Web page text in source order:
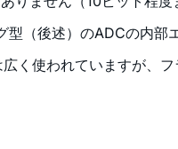
（後述）のADCの内部
く使われていますが、